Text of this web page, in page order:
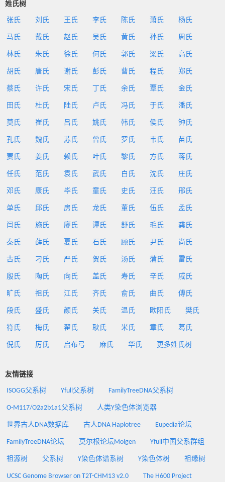
姓氏树
张氏 刘氏 王氏 李氏 陈氏 萧氏 杨氏
马氏 戴氏 赵氏 吴氏 黄氏 孙氏 周氏
林氏 朱氏 徐氏 何氏 郭氏 梁氏 高氏
胡氏 唐氏 谢氏 彭氏 曹氏 程氏 郑氏
蔡氏 许氏 宋氏 丁氏 余氏 覃氏 金氏
田氏 杜氏 陆氏 卢氏 冯氏 于氏 潘氏
莫氏 崔氏 吕氏 姚氏 韩氏 侯氏 钟氏
孔氏 魏氏 苏氏 曾氏 罗氏 韦氏 苗氏
贾氏 姜氏 赖氏 叶氏 黎氏 方氏 蒋氏
任氏 范氏 袁氏 武氏 白氏 沈氏 庄氏
邓氏 康氏 毕氏 童氏 史氏 汪氏 邢氏
单氏 邱氏 房氏 龙氏 董氏 伍氏 孟氏
闫氏 施氏 廖氏 谭氏 舒氏 毛氏 龚氏
秦氏 薛氏 夏氏 石氏 顾氏 尹氏 尚氏
古氏 刁氏 严氏 贺氏 汤氏 蒲氏 雷氏
殷氏 陶氏 向氏 盖氏 寿氏 辛氏 戚氏
旷氏 祖氏 江氏 齐氏 俞氏 曲氏 傅氏
段氏 盛氏 颜氏 关氏 温氏 欧阳氏 樊氏
符氏 梅氏 翟氏 耿氏 米氏 章氏 葛氏
倪氏 厉氏 启布弓 麻氏 华氏 更多姓氏树
友情链接
ISOGG父系树 Yfull父系树 FamilyTreeDNA父系树
O-M117/O2a2b1a1父系树 人类Y染色体浏览器
世界古人DNA数据库 古人DNA Haplotree Eupedia论坛
FamilyTreeDNA论坛 莫尔根论坛Molgen Yfull中国父系群组
祖源树 父系树 Y染色体谱系树 Y染色体树 祖缘树
UCSC Genome Browser on T2T-CHM13 v2.0 The H600 Project